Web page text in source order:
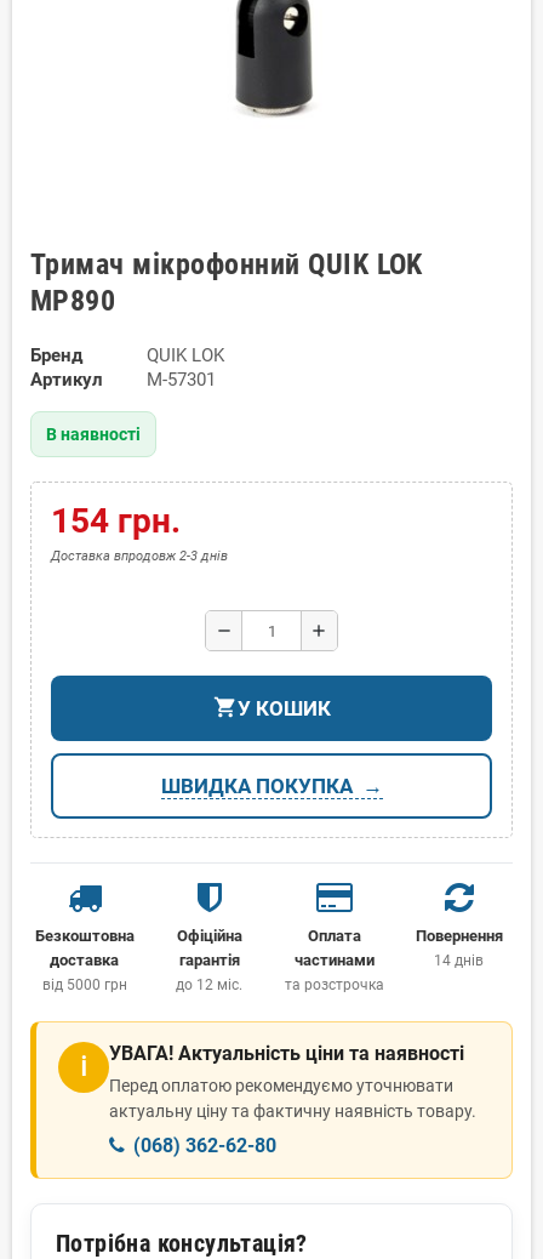
Тримач мікрофонний QUIK LOK
MP890
Бренд
QUIK LOK
Артикул
M-57301
В наявності
154 грн.
Доставка впродовж 2-3 днів
remove add
shopping_cartУ КОШИК
ШВИДКА ПОКУПКА
Безкоштовна
доставка
від 5000 грн
Офіційна
гарантія
до 12 міс.
Оплата
частинами
та розстрочка
Повернення
14 днів
ℹ УВАГА! Актуальність ціни та наявності
Перед оплатою рекомендуємо уточнювати
актуальну ціну та фактичну наявність товару.
(068) 362-62-80
Потрібна консультація?